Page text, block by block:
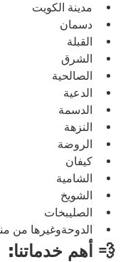
مدينة الكويت
دسمان
القبلة
الشرق
الصالحية
الدعية
الدسمة
النزهة
الروضة
كيفان
الشامية
الشويخ
الصليبخات
الدوحةوغيرها من
💨 أهم خدماتنا: